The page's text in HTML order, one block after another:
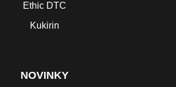
Ethic DTC
Kukirin
NOVINKY